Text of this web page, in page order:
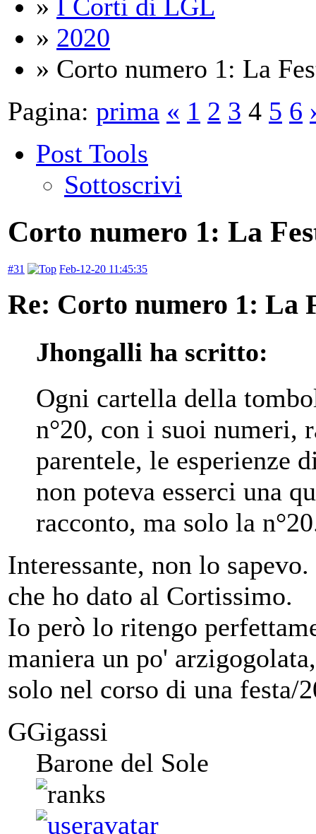
» I Corti di LGL
» 2020
» Corto numero 1: La
Pagina: prima « 1 2 3 4 5 6
Post Tools
Sottoscrivi
Corto numero 1: La
#31 Feb-12-20 11:45:35
Re: Corto numero 1: La
Jhongalli ha scritto:
Ogni cartella della
n°20, con i suoi numeri,
parentele, le esperienze
non poteva esserci una
racconto, ma solo la
Interessante, non lo
che ho dato al Cortissimo.
Io però lo ritengo
maniera un po'
solo nel corso di una festa/
GGigassi
Barone del Sole